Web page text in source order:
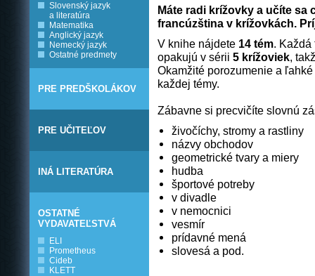
Slovenský jazyk
a literatúra
Matematika
Anglický jazyk
Nemecký jazyk
Ostatné predmety
PRE PREDŠKOLÁKOV
PRE UČITEĽOV
INÁ LITERATÚRA
OSTATNÉ
VYDAVATEĽSTVÁ
ELI
Prometheus
Cideb
KLETT
Máte radi krížovky a učíte sa
francúzština v krížovkách.
V knihe nájdete 14 tém.
opakujú v sérii 5 krížoviek,
Okamžité porozumenie a
každej témy.
Zábavne si precvičíte slovnú
živočíchy, stromy a rastliny
názvy obchodov
geometrické tvary a miery
hudba
športové potreby
v divadle
v nemocnici
vesmír
prídavné mená
slovesá a pod.